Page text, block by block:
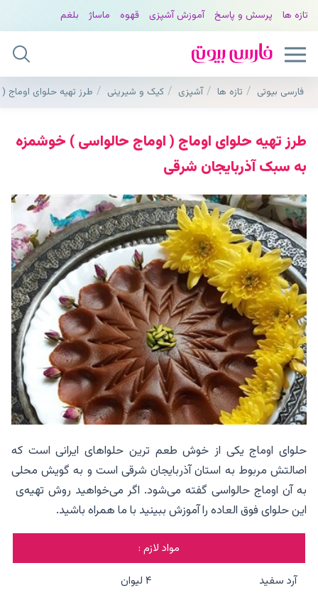
تازه ها پرسش و پاسخ آموزش آشپزی قهوه ماساژ بلغم
فارسی بیوتی تازه ها آشپزی کیک و شیرینی طرز تهیه حلوای
طرز تهیه حلوای اوماج ( اوماج حالواسی ) خوشمزه
به سبک آذربایجان شرقی
حلوای اوماج یکی از خوش طعم ترین حلواهای ایرانی است که
اصالتش مربوط به استان آذربایجان شرقی است و به گویش محلی
به آن اوماج حالواسی گفته می‌شود. اگر می‌خواهید روش تهیه‌ی
این حلوای فوق العاده را آموزش ببینید با ما همراه باشید.
مواد لازم :
آرد سفید
۴ لیوان